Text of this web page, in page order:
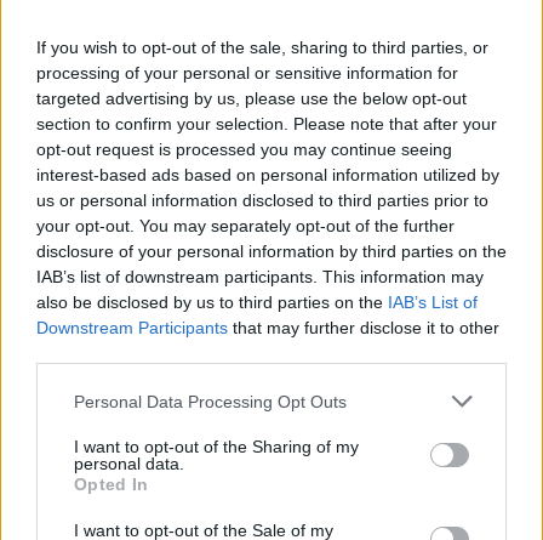
If you wish to opt-out of the sale, sharing to third parties, or
processing of your personal or sensitive information for
targeted advertising by us, please use the below opt-out
section to confirm your selection. Please note that after your
opt-out request is processed you may continue seeing
interest-based ads based on personal information utilized by
us or personal information disclosed to third parties prior to
your opt-out. You may separately opt-out of the further
disclosure of your personal information by third parties on the
IAB’s list of downstream participants. This information may
also be disclosed by us to third parties on the IAB’s List of
Downstream Participants that may further disclose it to other
Personal Data Processing Opt Outs
I want to opt-out of the Sharing of my
personal data.
Opted In
I want to opt-out of the Sale of my
ΣΧΕΤΙΚΑ ΑΡΘΡΑ
ΧΡΗΣΤΙΚΑ
Απόκτησης Ιδίων Μετοχών